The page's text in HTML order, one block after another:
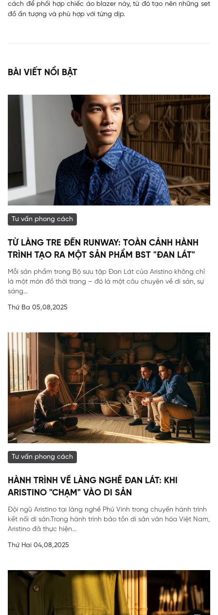
cách để phối hợp chiếc áo blazer này, từ đó tạo nên những set
đồ ấn tượng và phù hợp với từng dịp.
BÀI VIẾT NỔI BẬT
Tư vấn phong cách
TỪ LÀNG TRE ĐẾN RUNWAY: TOÀN CẢNH HÀNH
TRÌNH TẠO RA MỘT SẢN PHẨM BST "ĐAN LÁT"
Mỗi sản phẩm trong Bộ sưu tập Đan Lát của Aristino không chỉ
là một món đồ thời trang – đó là một câu chuyện về di sản, sự
sáng...
Thứ Ba 05,08,2025
Tư vấn phong cách
HÀNH TRÌNH VỀ LÀNG NGHỀ ĐAN LÁT: KHI
ARISTINO "CHẠM" VÀO DI SẢN
Đội ngũ Aristino tại làng nghề Phú Vinh trong chuyến hành trình
kết nối di sản.Trong hành trình bảo tồn di sản văn hóa Việt Nam,
Aristino đã thực hiện...
Thứ Hai 04,08,2025